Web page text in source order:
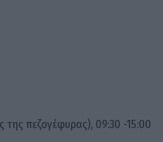
της πεζογέφυρας), 09:30 -15:00